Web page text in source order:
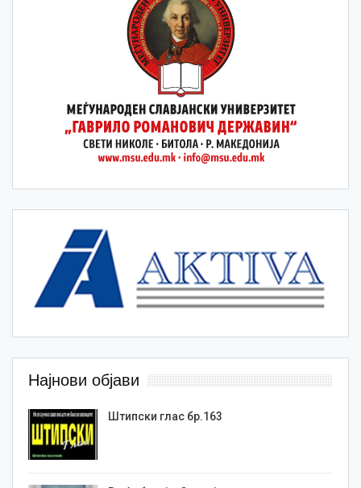
Најнови објави
Штипски глас бр.163